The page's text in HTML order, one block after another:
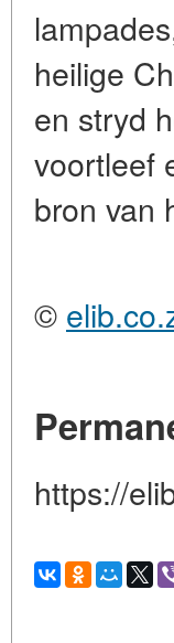
heilige
en stryd
voortleef
bron van
©
https://